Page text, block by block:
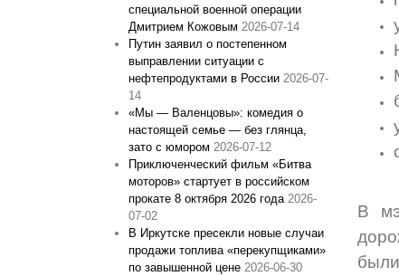
специальной военной операции
Дмитрием Кожовым 2026-07-14
Путин заявил о постепенном
выправлении ситуации с
нефтепродуктами в России 2026-07-
14
«Мы — Валенцовы»: комедия о
настоящей семье — без глянца,
зато с юмором 2026-07-12
Приключенческий фильм «Битва
моторов» стартует в российском
прокате 8 октября 2026 года 2026-
07-02
В Иркутске пресекли новые случаи
продажи топлива «перекупщиками»
по завышенной цене 2026-06-30
В